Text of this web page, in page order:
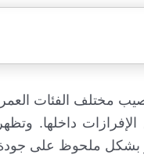
مختلف الفئات
الإفرازات
بشكل ملحوظ على